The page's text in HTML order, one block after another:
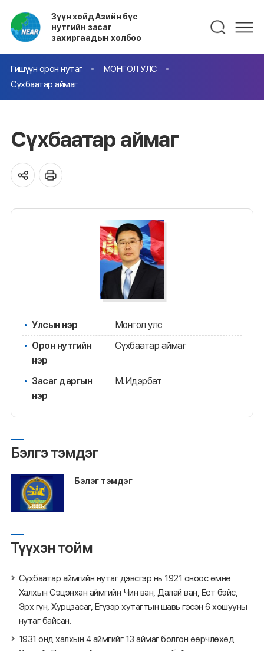
Зүүн хойд Азийн бүс
нутгийн засаг
захиргаадын холбоо
Гишүүн орон нутаг
МОНГОЛ УЛС
Сүхбаатар аймаг
Сүхбаатар аймаг
Улсын нэр
Монгол улс
Орон нутгийн
нэр
Сүхбаатар аймаг
Засаг даргын
нэр
М.Идэрбат
Бэлгэ тэмдэг
Бэлэг тэмдэг
Түүхэн тойм
Сүхбаатар аймгийн нутаг дэвсгэр нь 1921 оноос өмнө
Халхын Сэцэнхан аймгийн Чин ван, Далай ван, Ёст бэйс,
Эрх гүн, Хурцзасаг, Егүзэр хутагтын шавь гэсэн 6 хошууны
нутаг байсан.
1931 онд халхын 4 аймгийг 13 аймаг болгон өөрчлөхөд